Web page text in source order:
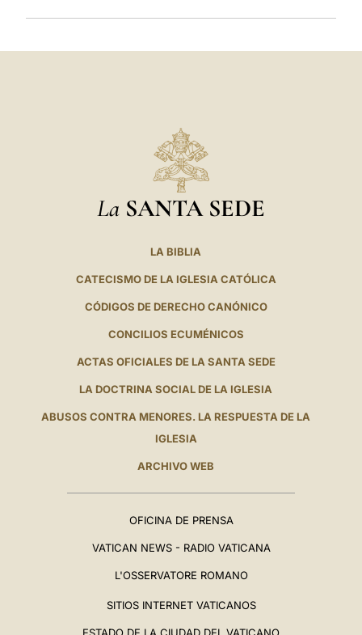
La SANTA SEDE
LA BIBLIA
CATECISMO DE LA IGLESIA CATÓLICA
CÓDIGOS DE DERECHO CANÓNICO
CONCILIOS ECUMÉNICOS
ACTAS OFICIALES DE LA SANTA SEDE
LA DOCTRINA SOCIAL DE LA IGLESIA
ABUSOS CONTRA MENORES. LA RESPUESTA DE LA
IGLESIA
ARCHIVO WEB
OFICINA DE PRENSA
VATICAN NEWS - RADIO VATICANA
L'OSSERVATORE ROMANO
SITIOS INTERNET VATICANOS